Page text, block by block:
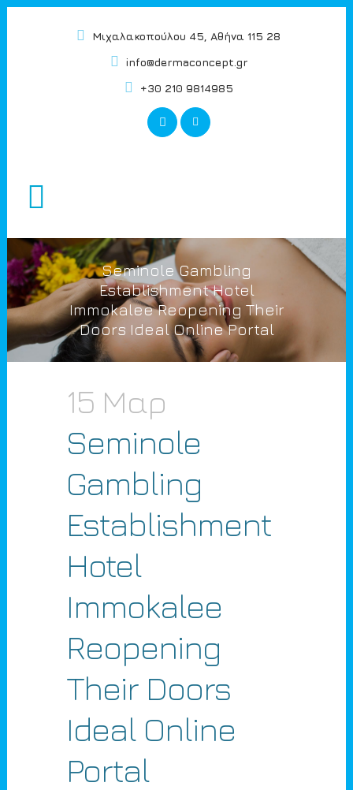
Μιχαλακοπούλου 45, Αθήνα 115 28
info@dermaconcept.gr
+30 210 9814985
Seminole Gambling
Establishment Hotel
Immokalee Reopening Their
Doors Ideal Online Portal
15 Μαρ
Seminole
Gambling
Establishment
Hotel
Immokalee
Reopening
Their Doors
Ideal Online
Portal